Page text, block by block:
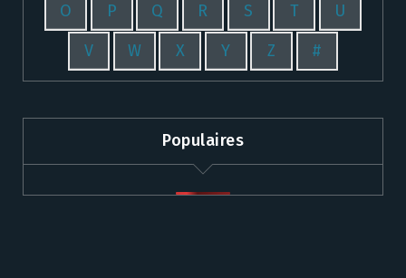
O P Q R S T U
V W X Y Z #
Populaires